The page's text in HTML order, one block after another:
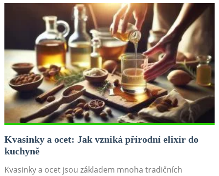
Kvasinky a ocet: Jak vzniká přírodní elixír do
kuchyně
Kvasinky a ocet jsou základem mnoha tradičních